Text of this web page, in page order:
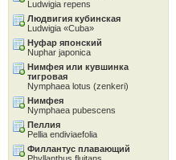
Ludwigia repens
Людвигия кубинская
Ludwigia «Cuba»
Нуфар японский
Nuphar japonica
Нимфея или кувшинка
тигровая
Nymphaea lotus (zenkeri)
Нимфея
Nymphaea pubescens
Пеллия
Pellia endiviaefolia
Филлантус плавающий